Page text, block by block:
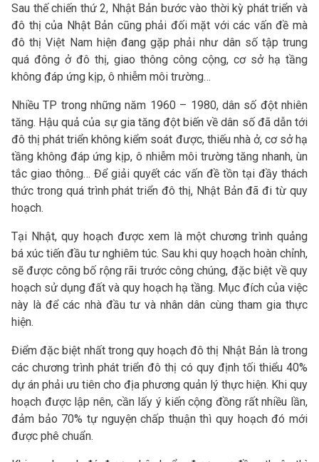
Sau thế chiến thứ 2, Nhật Bản bước vào thời kỳ phát triển và
đô thị của Nhật Bản cũng phải đối mặt với các vấn đề mà
đô thị Việt Nam hiện đang gặp phải như dân số tập trung
quá đông ở đô thị, giao thông công cộng, cơ sở hạ tầng
không đáp ứng kịp, ô nhiễm môi trường…
Nhiều TP trong những năm 1960 – 1980, dân số đột nhiên
tăng. Hậu quả của sự gia tăng đột biến về dân số đã dẫn tới
đô thị phát triển không kiểm soát được, thiếu nhà ở, cơ sở hạ
tầng không đáp ứng kịp, ô nhiễm môi trường tăng nhanh, ùn
tắc giao thông… Để giải quyết các vấn đề tồn tại đầy thách
thức trong quá trình phát triển đô thị, Nhật Bản đã đi từ quy
hoạch.
Tại Nhật, quy hoạch được xem là một chương trình quảng
bá xúc tiến đầu tư nghiêm túc. Sau khi quy hoạch hoàn chỉnh,
sẽ được công bố rộng rãi trước công chúng, đặc biệt về quy
hoạch sử dụng đất và quy hoạch hạ tầng. Mục đích của việc
này là để các nhà đầu tư và nhân dân cùng tham gia thực
hiện.
Điểm đặc biệt nhất trong quy hoạch đô thị Nhật Bản là trong
các chương trình phát triển đô thị có quy định tối thiểu 40%
dự án phải ưu tiên cho địa phương quản lý thực hiện. Khi quy
hoạch được lập nên, cần lấy ý kiến cộng đồng rất nhiều lần,
đảm bảo 70% tự nguyện chấp thuận thì quy hoạch đó mới
được phê chuẩn.